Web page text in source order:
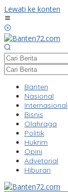
Lewati ke konten
Banten
Nasional
Internasional
Bisnis
Olahraga
Politik
Hukrim
Opini
Advetorial
Hiburan